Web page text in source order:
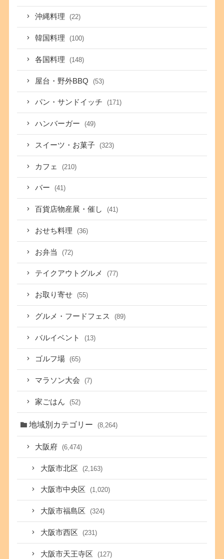
沖縄料理 (22)
韓国料理 (100)
各国料理 (148)
屋台・野外BBQ (53)
パン・サンドイッチ (171)
ハンバーガー (49)
スイーツ・お菓子 (323)
カフェ (210)
バー (41)
百貨店物産展・催し (41)
おせち料理 (36)
お弁当 (72)
テイクアウトグルメ (77)
お取り寄せ (55)
グルメ・フードフェス (89)
バルイベント (13)
ゴルフ場 (65)
マラソン大会 (7)
家ごはん (52)
地域別カテゴリー (8,264)
大阪府 (6,474)
大阪市北区 (2,163)
大阪市中央区 (1,020)
大阪市福島区 (324)
大阪市西区 (231)
大阪市天王寺区 (127)